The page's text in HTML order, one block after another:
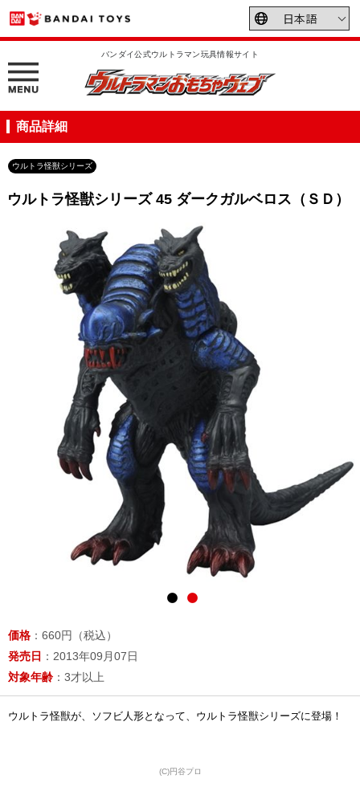
バンダイ公式ウルトラマン玩具情報サイト
商品詳細
ウルトラ怪獣シリーズ
ウルトラ怪獣シリーズ 45 ダークガルベロス（ＳＤ）
価格 ：660円（税込）
発売日 ：2013年09月07日
対象年齢 ：3才以上
ウルトラ怪獣が、ソフビ人形となって、ウルトラ怪獣シリーズに登場！
(C)円谷プロ